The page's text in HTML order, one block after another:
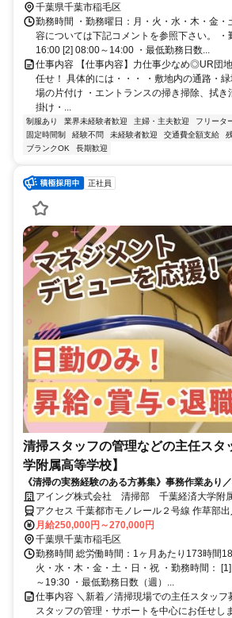
ル２号線 作草部出入口2徒歩約16分 JR総武線
徒歩1分,JR総武線「千葉」駅 バス11分 徒歩
千葉県千葉市稲毛区
勤務時間 ・勤務曜日：月・火・水・木・金
容については下記コメントを参照下さい。 ・
16:00 [2] 08:00～14:00 ・最低勤務日数...
仕事内容 【仕事内容】力仕事少なめ◎UR団
任せ！ 具体的には・・・ ・敷地内の通路・
場の片付け ・エントランスの掃き掃除、拭き
掛け・...
制服あり 業界未経験者歓迎 主婦・主夫歓迎 フリータ
固定時間制
経験不問 未経験者歓迎 交通費全額支給
ブランクOK
長期歓迎
正社員
清掃スタッフの管理などの主任スタ
学附属高等学校】
《清掃の実務経験のある方募集》事務作業あり
り／清掃経験を活かしてキャリアUP
アイング株式会社 清掃部 千葉経済大学附
アクセス 千葉都市モノレール２号線 作草部出
都市モノレール２号線 天台出入口1徒歩約12
葉北口徒歩約12分
月給250,000円～270,000円
千葉県千葉市稲毛区
勤務時間 総労働時間：1ヶ月あたり173時間
火・水・木・金・土・日・祝 ・勤務時間：
～19:30 ・最低勤務日数（週）...
仕事内容 ＼新着／清掃現場での主任スタッフ
スタッフの管理・サポートを中心にお任せし